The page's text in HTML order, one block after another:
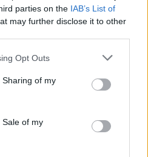
parties on the IAB’s List of
may further disclose it to other
Opt Outs
of my
of my